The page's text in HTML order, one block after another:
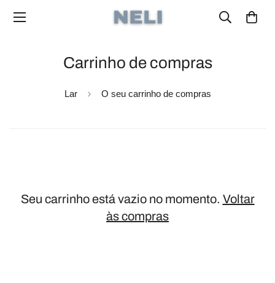
Carrinho de compras
Lar O seu carrinho de compras
Seu carrinho está vazio no momento. Voltar
às compras